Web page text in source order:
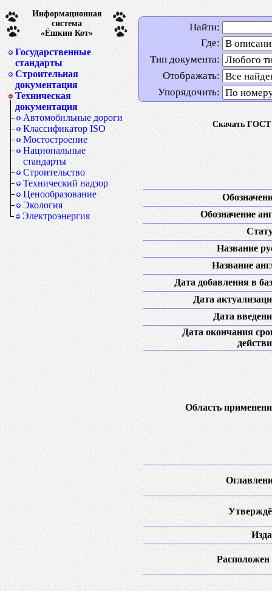
Информационная
система
«Ёшкин Кот»
Государственные
стандарты
Строительная
документация
Техническая
документация
Автомобильные дороги
Классификатор ISO
Мостостроение
Национальные
стандарты
Строительство
Технический надзор
Ценообразование
Экология
Электроэнергия
Найти:
Где:
Тип документа:
Отображать:
Упорядочить:
Скачать ГОСТ
Обозначение
Название
Название
Дата добавления в
Дата
Дата
Дата окончания
Область
Расположен